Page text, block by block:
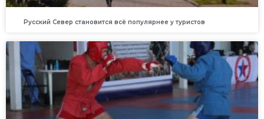
Русский Север становится всё популярнее у туристов